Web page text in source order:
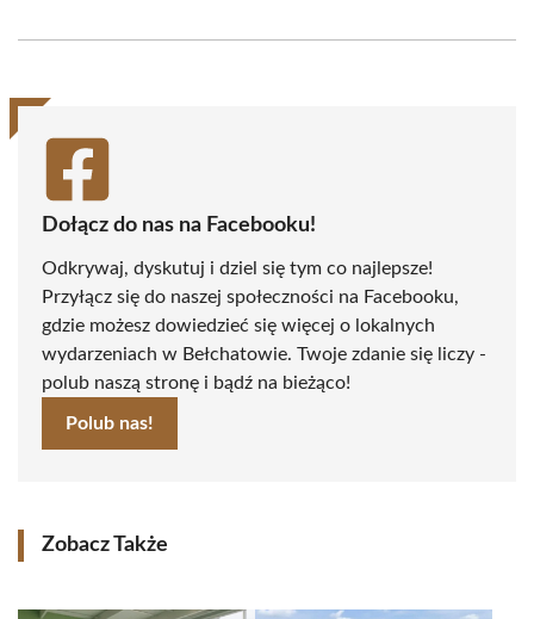
(Twitter)
Dołącz do nas na Facebooku!
Odkrywaj, dyskutuj i dziel się tym co najlepsze!
Przyłącz się do naszej społeczności na Facebooku,
gdzie możesz dowiedzieć się więcej o lokalnych
wydarzeniach w Bełchatowie. Twoje zdanie się liczy -
polub naszą stronę i bądź na bieżąco!
Polub nas!
Zobacz Także